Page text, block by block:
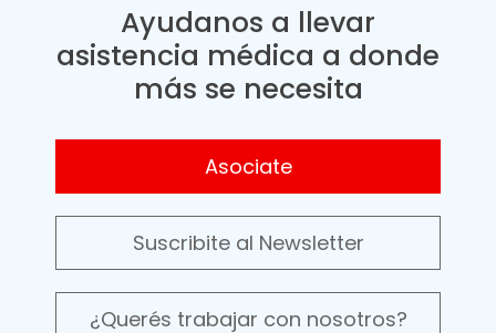
Ayudanos a llevar
asistencia médica a donde
más se necesita
Asociate
Suscribite al Newsletter
¿Querés trabajar con nosotros?